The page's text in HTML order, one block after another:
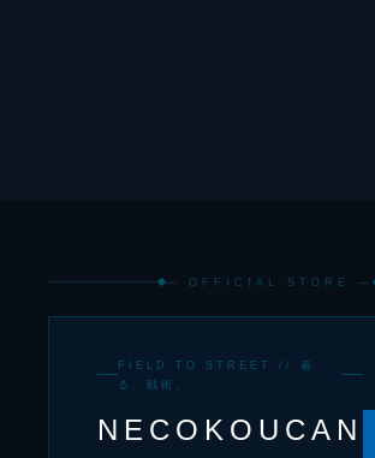
— OFFICIAL STORE —
FIELD TO STREET // 着
る、戦術。
NECOKOUCAN